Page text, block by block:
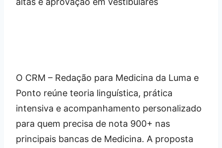
O CRM – Redação para Medicina da Luma e
Ponto reúne teoria linguística, prática
intensiva e acompanhamento personalizado
para quem precisa de nota 900+ nas
principais bancas de Medicina. A proposta